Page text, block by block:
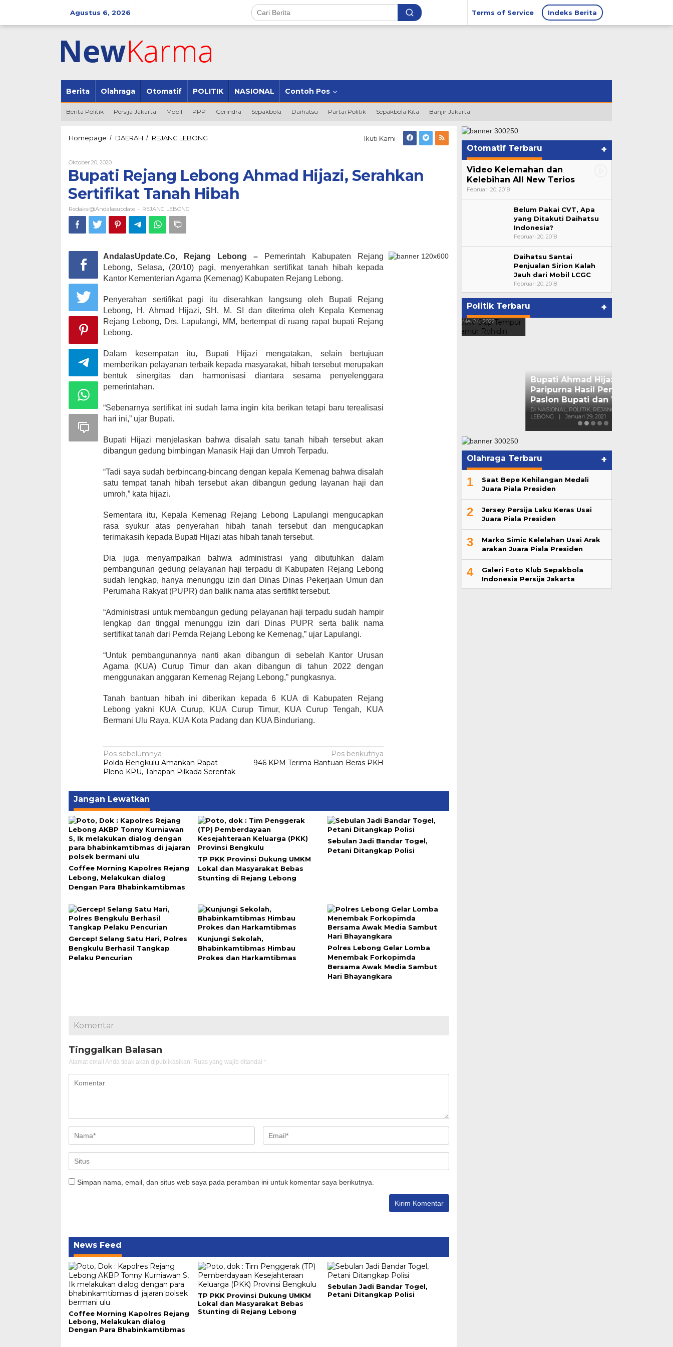
Agustus 6, 2026 Terms of Service Indeks Berita
Berita Olahraga Otomatif POLITIK NASIONAL Contoh Pos
Berita Politik Persija Jakarta Mobil PPP Gerindra Sepakbola Daihatsu Partai Politik Sepakbola Kita Banjir Jakarta
Homepage / DAERAH / REJANG LEBONG
Hijazi,
Serahkan
Sertifikat
Tanah
Ikuti Kami
Oktober 20, 2020Oleh
Redaksi@andalasupdate
Bupati Rejang Lebong Ahmad Hijazi, Serahkan
Sertifikat Tanah Hibah
Redaksi@andalasupdate - REJANG LEBONG
AndalasUpdate.Co, Rejang Lebong – Pemerintah Kabupaten Rejang
Lebong, Selasa, (20/10) pagi, menyerahkan sertifikat tanah hibah kepada
Kantor Kementerian Agama (Kemenag) Kabupaten Rejang Lebong.
Penyerahan sertifikat pagi itu diserahkan langsung oleh Bupati Rejang
Lebong, H. Ahmad Hijazi, SH. M. SI dan diterima oleh Kepala Kemenag
Rejang Lebong, Drs. Lapulangi, MM, bertempat di ruang rapat bupati Rejang
Lebong.
Dalam kesempatan itu, Bupati Hijazi mengatakan, selain bertujuan
memberikan pelayanan terbaik kepada masyarakat, hibah tersebut merupakan
bentuk sinergitas dan harmonisasi diantara sesama penyelenggara
pemerintahan.
“Sebenarnya sertifikat ini sudah lama ingin kita berikan tetapi baru terealisasi
hari ini,” ujar Bupati.
Bupati Hijazi menjelaskan bahwa disalah satu tanah hibah tersebut akan
dibangun gedung bimbingan Manasik Haji dan Umroh Terpadu.
“Tadi saya sudah berbincang-bincang dengan kepala Kemenag bahwa disalah
satu tempat tanah hibah tersebut akan dibangun gedung layanan haji dan
umroh,” kata hijazi.
Sementara itu, Kepala Kemenag Rejang Lebong Lapulangi mengucapkan
rasa syukur atas penyerahan hibah tanah tersebut dan mengucapkan
terimakasih kepada Bupati Hijazi atas hibah tanah tersebut.
Dia juga menyampaikan bahwa administrasi yang dibutuhkan dalam
pembangunan gedung pelayanan haji terpadu di Kabupaten Rejang Lebong
sudah lengkap, hanya menunggu izin dari Dinas Dinas Pekerjaan Umun dan
Perumaha Rakyat (PUPR) dan balik nama atas sertifikt tersebut.
“Administrasi untuk membangun gedung pelayanan haji terpadu sudah hampir
lengkap dan tinggal menunggu izin dari Dinas PUPR serta balik nama
sertifikat tanah dari Pemda Rejang Lebong ke Kemenag,” ujar Lapulangi.
“Untuk pembangunannya nanti akan dibangun di sebelah Kantor Urusan
Agama (KUA) Curup Timur dan akan dibangun di tahun 2022 dengan
menggunakan anggaran Kemenag Rejang Lebong,” pungkasnya.
Tanah bantuan hibah ini diberikan kepada 6 KUA di Kabupaten Rejang
Lebong yakni KUA Curup, KUA Curup Timur, KUA Curup Tengah, KUA
Bermani Ulu Raya, KUA Kota Padang dan KUA Binduriang.
Navigasi
pos
Pos sebelumnya
Polda Bengkulu Amankan Rapat
Pleno KPU, Tahapan Pilkada Serentak
Pos berikutnya
946 KPM Terima Bantuan Beras PKH
Jangan Lewatkan
Coffee Morning Kapolres Rejang
Lebong, Melakukan dialog
Dengan Para Bhabinkamtibmas
TP PKK Provinsi Dukung UMKM
Lokal dan Masyarakat Bebas
Stunting di Rejang Lebong
Sebulan Jadi Bandar Togel,
Petani Ditangkap Polisi
Gercep! Selang Satu Hari, Polres
Bengkulu Berhasil Tangkap
Pelaku Pencurian
Kunjungi Sekolah,
Bhabinkamtibmas Himbau
Prokes dan Harkamtibmas
Polres Lebong Gelar Lomba
Menembak Forkopimda
Bersama Awak Media Sambut
Hari Bhayangkara
Komentar
Tinggalkan Balasan
Alamat email Anda tidak akan dipublikasikan. Ruas yang wajib ditandai *
Simpan nama, email, dan situs web saya pada peramban ini untuk komentar saya berikutnya.
News Feed
Coffee Morning Kapolres Rejang
Lebong, Melakukan dialog
Dengan Para Bhabinkamtibmas
TP PKK Provinsi Dukung UMKM
Lokal dan Masyarakat Bebas
Stunting di Rejang Lebong
Sebulan Jadi Bandar Togel,
Petani Ditangkap Polisi
Otomatif Terbaru +
Video Kelemahan dan
Kelebihan All New Terios
Februari 20, 2018
Belum Pakai CVT, Apa
yang Ditakuti Daihatsu
Indonesia?
Februari 20, 2018
Daihatsu Santai
Penjualan Sirion Kalah
Jauh dari Mobil LCGC
Februari 20, 2018
Politik Terbaru +
Kampanye, Helmi Hasan Di
Kabupaten Kaur Janjikan Satu
Di KOMINFO KOTA BENGKULU,
POLITIK
| November 1, 2020
Tempur Rebut Juara Dibuka
Gubernur Rohidin
Di ADVERTORIAL, POLITIK
Bupati Ahmad Hijazi, Hadiri
Paripurna Hasil Penetapan
Paslon Bupati dan Wabup Te…
LEBONG
Januari 29, 2021
Olahraga Terbaru +
1
Saat Bepe Kehilangan Medali
Juara Piala Presiden
2
Jersey Persija Laku Keras Usai
Juara Piala Presiden
3
Marko Simic Kelelahan Usai Arak
arakan Juara Piala Presiden
4
Galeri Foto Klub Sepakbola
Indonesia Persija Jakarta